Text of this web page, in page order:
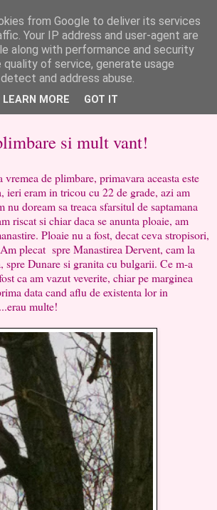
not!
imi trec prin minte..si cum am
mea..
si mult vant!
de plimbare, primavara aceasta este
ieri eram in tricou cu 22 de grade, azi am
nu doream sa treaca sfarsitul de saptamana
riscat si chiar daca se anunta ploaie, am
Ploaie nu a fost, decat ceva stropisori,
plecat spre Manastirea Dervent, cam la
spre Dunare si granita cu bulgarii. Ce m-a
ca am vazut veverite, chiar pe marginea
data cand aflu de existenta lor in
multe!
from Google to deliver its services
Your IP address and user-agent are
along with performance and security
of service, generate usage
and address abuse.
LEARN MORE GOT IT